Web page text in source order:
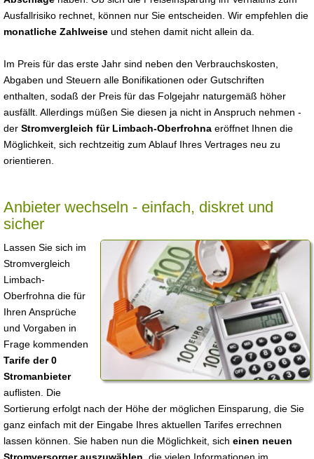
Ausfallrisiko rechnet, können nur Sie entscheiden. Wir empfehlen die
monatliche Zahlweise und stehen damit nicht allein da.
Im Preis für das erste Jahr sind neben den Verbrauchskosten,
Abgaben und Steuern alle Bonifikationen oder Gutschriften
enthalten, sodaß der Preis für das Folgejahr naturgemäß höher
ausfällt. Allerdings müßen Sie diesen ja nicht in Anspruch nehmen -
der Stromvergleich für Limbach-Oberfrohna eröffnet Ihnen die
Möglichkeit, sich rechtzeitig zum Ablauf Ihres Vertrages neu zu
orientieren.
Anbieter wechseln - einfach, diskret und
sicher
Lassen Sie sich im
Stromvergleich
Limbach-
Oberfrohna die für
Ihren Ansprüche
und Vorgaben in
Frage kommenden
Tarife der 0
Stromanbieter
auflisten. Die
Sortierung erfolgt nach der Höhe der möglichen Einsparung, die Sie
ganz einfach mit der Eingabe Ihres aktuellen Tarifes errechnen
lassen können. Sie haben nun die Möglichkeit, sich einen neuen